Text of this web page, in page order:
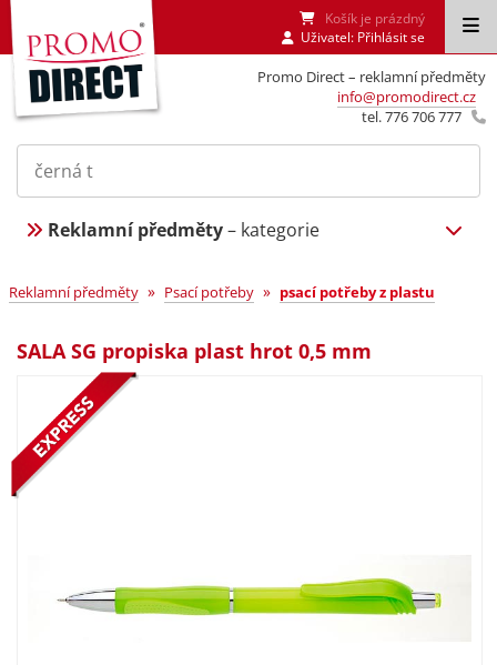
Promo Direct – reklamní předměty
info@promodirect.cz
tel. 776 706 777
Košík je prázdný
Uživatel: Přihlásit se
Reklamní předměty– kategorie
Reklamní předměty » Psací potřeby » psací potřeby z plastu
SALA SG propiska plast hrot 0,5 mm